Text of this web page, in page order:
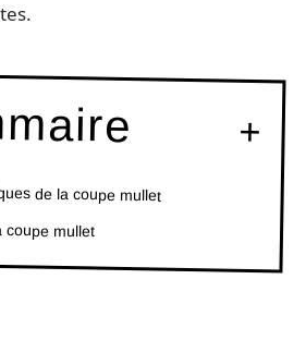
de la coupe mullet
coupe mullet